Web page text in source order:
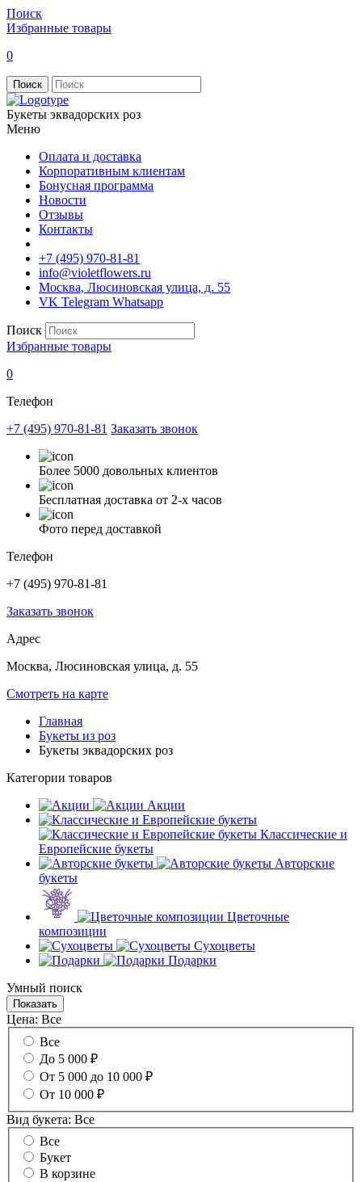
Поиск
Избранные товары
0
Поиск
Букеты эквадорских роз
Меню
Оплата и доставка
Корпоративным клиентам
Бонусная программа
Новости
Отзывы
Контакты
+7 (495) 970-81-81
info@violetflowers.ru
Москва, Люсиновская улица, д. 55
VK Telegram Whatsapp
Поиск
Избранные товары
0
Телефон
+7 (495) 970-81-81 Заказать звонок
Более 5000 довольных клиентов
Бесплатная доставка от 2-х часов
Фото перед доставкой
Телефон
+7 (495) 970-81-81
Заказать звонок
Адрес
Москва, Люсиновская улица, д. 55
Смотреть на карте
Главная
Букеты из роз
Букеты эквадорских роз
Категории товаров
Акции
Классические и
Европейские букеты
Авторские
букеты
Цветочные
композиции
Сухоцветы
Подарки
Умный поиск
Цена: Все
Все
До 5 000 ₽
От 5 000 до 10 000 ₽
От 10 000 ₽
Вид букета: Все
Все
Букет
В корзине